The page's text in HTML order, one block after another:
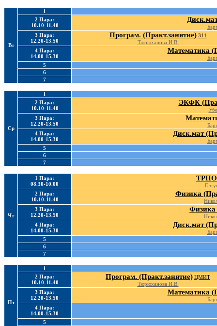
Вт
1
2 Пара:
10.10-11.40
3 Пара:
12.20-13.50
Програм. (Практ.занятие) 311
Тюрюханова И.В.
4 Пара:
14.00-15.30
Математика
5
6
7
Ср
1
2 Пара:
10.10-11.40
ЭКФК
3 Пара:
12.20-13.50
4 Пара:
14.00-15.30
Диск.мат
5
6
7
Чт
1 Пара:
08.30-10.00
ТРПО
2 Пара:
10.10-11.40
Физика
3 Пара:
12.20-13.50
Физика
4 Пара:
14.00-15.30
Диск.мат
5
6
7
Пт
1
2 Пара:
10.10-11.40
Програм. (Практ.занятие) ЦМИТ
Тюрюханова И.В.
3 Пара:
12.20-13.50
Математика
4 Пара:
14.00-15.30
5